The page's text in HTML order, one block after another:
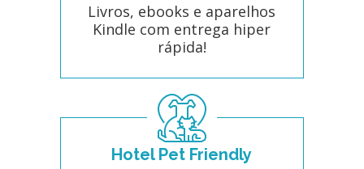
Livros, ebooks e aparelhos
Kindle com entrega hiper
rápida!
Hotel Pet Friendly